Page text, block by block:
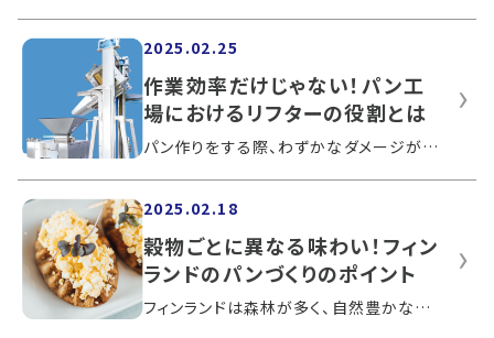
2025.02.25
作業効率だけじゃない！パン工
場におけるリフターの役割とは
パン作りをする際、わずかなダメージが味や食感に影響を及ぼします。そのため、生地を移動させるときにも丁寧な作業が必要です。この記事で...
2025.02.18
穀物ごとに異なる味わい！フィン
ランドのパンづくりのポイント
フィンランドは森林が多く、自然豊かな国です。寒冷な北欧の気候に合わせて保存可能な食品が作られており、パン作りにも使われています。こ...